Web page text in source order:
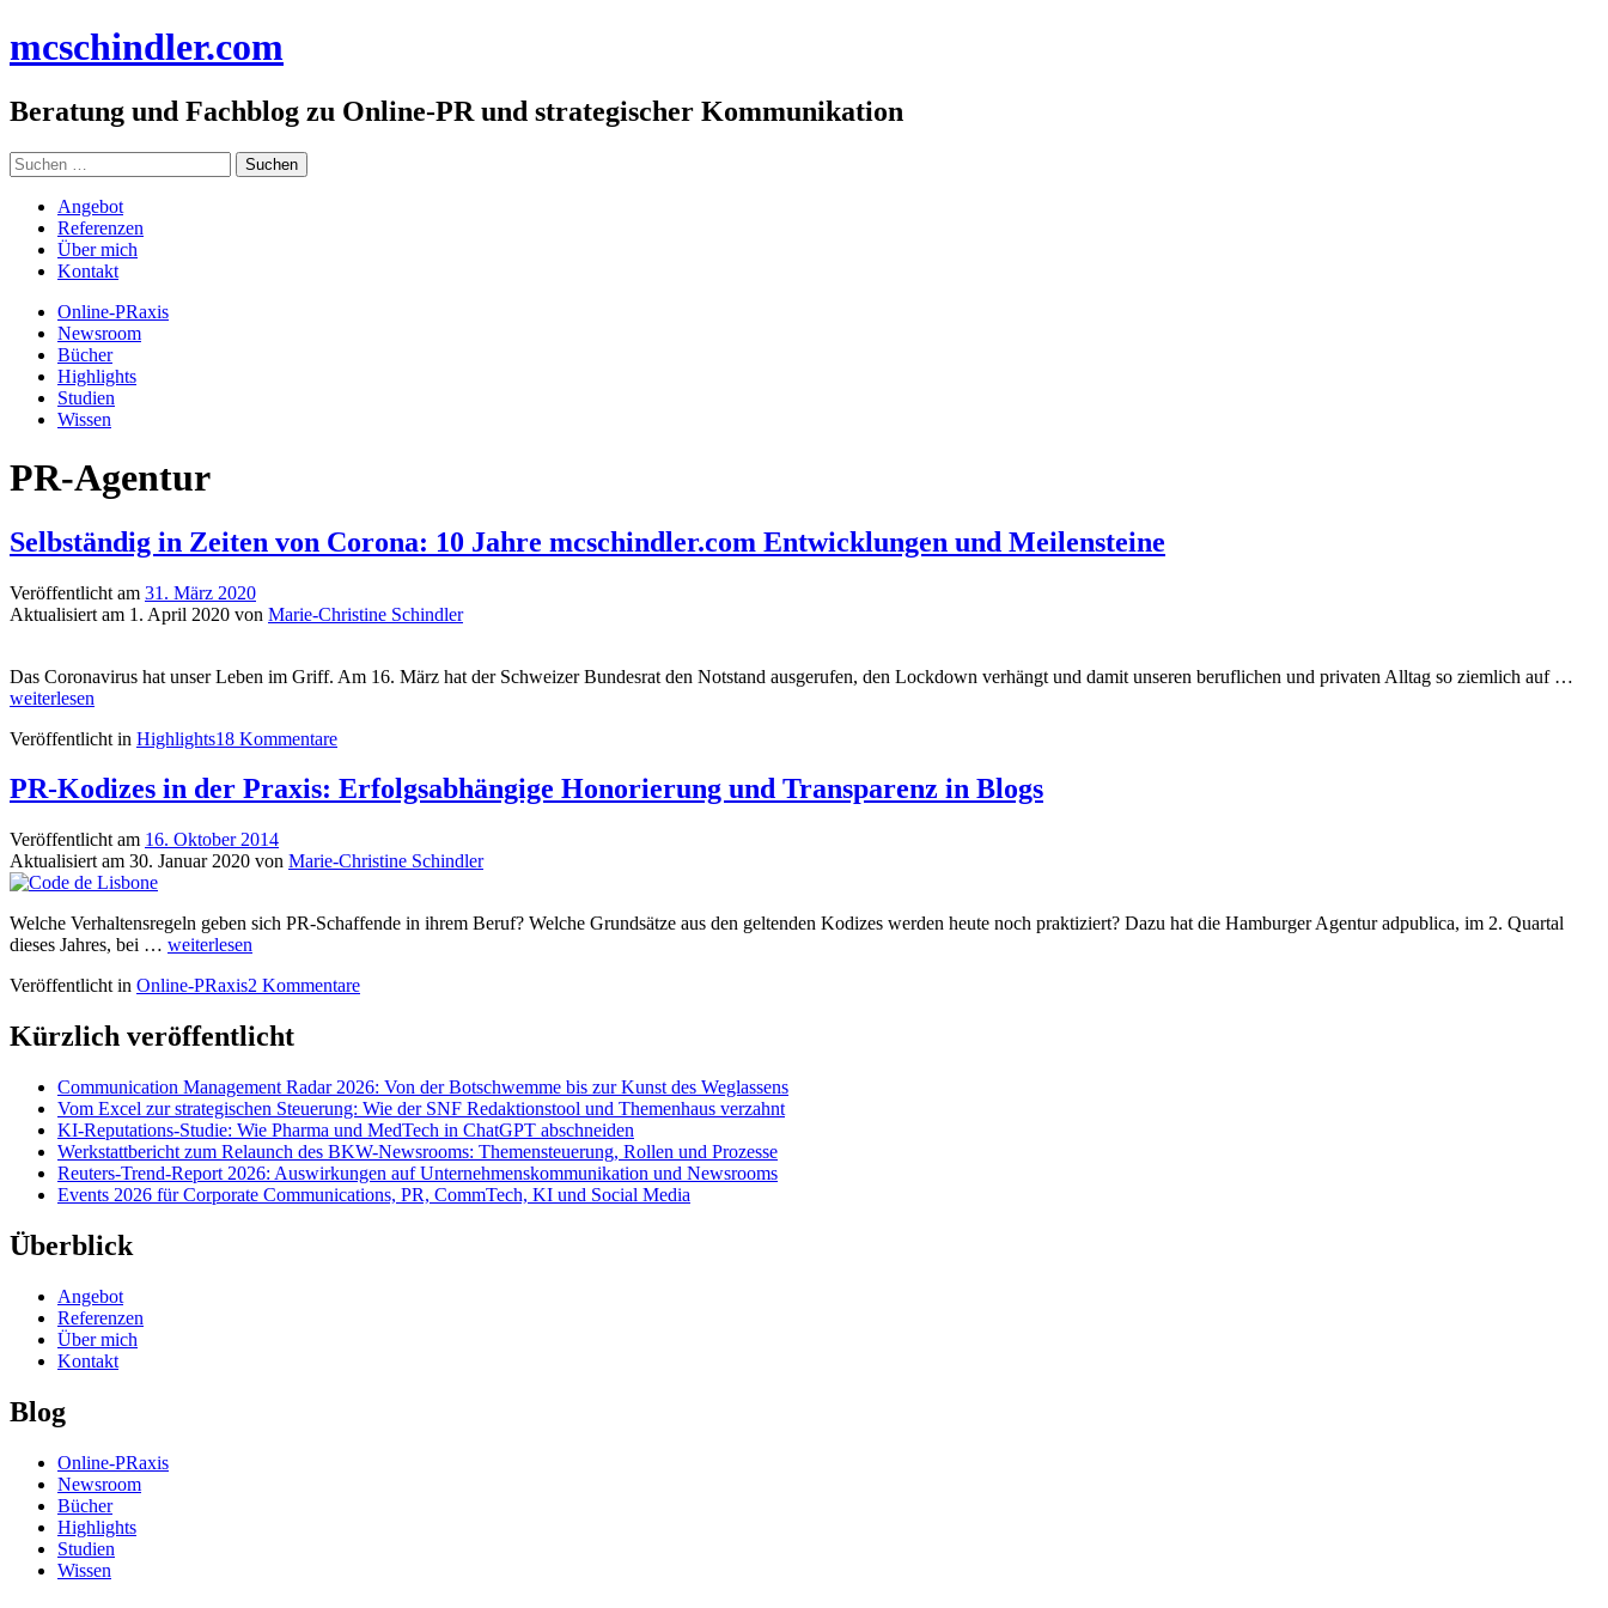
Inhalt
mcschindler.com
Beratung und Fachblog zu Online-PR und strategischer Kommunikation
Suchen
nach:
Angebot
Referenzen
Über mich
Kontakt
Online-PRaxis
Newsroom
Bücher
Highlights
Studien
Wissen
PR-Agentur
Selbständig in Zeiten von Corona: 10 Jahre mcschindler.com Entwicklungen und Meilensteine
Veröffentlicht am 31. März 2020
Aktualisiert am 1. April 2020 von Marie-Christine Schindler
Das Coronavirus hat unser Leben im Griff. Am 16. März hat der Schweizer Bundesrat den Notstand ausgerufen, den Lockdown verhängt und damit unseren beruflichen und privaten Alltag so ziemlich auf …
weiterlesen
Veröffentlicht in Highlights18 Kommentare
PR-Kodizes in der Praxis: Erfolgsabhängige Honorierung und Transparenz in Blogs
Veröffentlicht am 16. Oktober 2014
Aktualisiert am 30. Januar 2020 von Marie-Christine Schindler
Welche Verhaltensregeln geben sich PR-Schaffende in ihrem Beruf? Welche Grundsätze aus den geltenden Kodizes werden heute noch praktiziert? Dazu hat die Hamburger Agentur adpublica, im 2. Quartal
dieses Jahres, bei … PR-
in
Praxis:
Erfolgsabhängige
und
Transparenz
in
Blogs
weiterlesen
Veröffentlicht in Online-PRaxis2 Kommentare
Kürzlich veröffentlicht
Communication Management Radar 2026: Von der Botschwemme bis zur Kunst des Weglassens
Vom Excel zur strategischen Steuerung: Wie der SNF Redaktionstool und Themenhaus verzahnt
KI-Reputations-Studie: Wie Pharma und MedTech in ChatGPT abschneiden
Werkstattbericht zum Relaunch des BKW-Newsrooms: Themensteuerung, Rollen und Prozesse
Reuters-Trend-Report 2026: Auswirkungen auf Unternehmenskommunikation und Newsrooms
Events 2026 für Corporate Communications, PR, CommTech, KI und Social Media
Überblick
Angebot
Referenzen
Über mich
Kontakt
Blog
Online-PRaxis
Newsroom
Bücher
Highlights
Studien
Wissen